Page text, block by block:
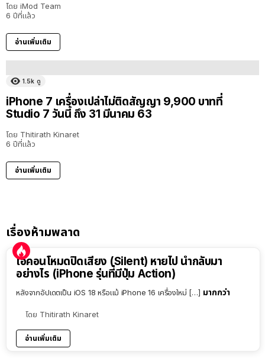
โดย iMod Team
6 ปีที่แล้ว
อ่านเพิ่มเติม
1.5k ดู
iPhone 7 เครื่องเปล่าไม่ติดสัญญา 9,900 บาทที่
Studio 7 วันนี้ ถึง 31 มีนาคม 63
โดย Thitirath Kinaret
6 ปีที่แล้ว
อ่านเพิ่มเติม
เรื่องห้ามพลาด
ไอคอนโหมดปิดเสียง (Silent) หายไป นำกลับมา
อย่างไร (iPhone รุ่นที่มีปุ่ม Action)
หลังจากอัปเดตเป็น iOS 18 หรือแม้ iPhone 16 เครื่องใหม่ […] มากกว่า
โดย Thitirath Kinaret
อ่านเพิ่มเติม